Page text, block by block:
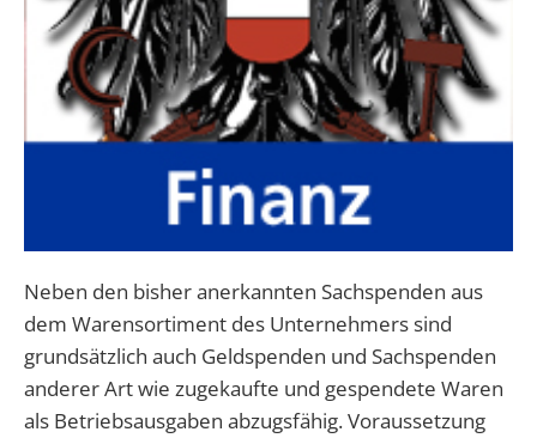
Neben den bisher anerkannten Sachspenden aus
dem Warensortiment des Unternehmers sind
grundsätzlich auch Geldspenden und Sachspenden
anderer Art wie zugekaufte und gespendete Waren
als Betriebsausgaben abzugsfähig. Voraussetzung